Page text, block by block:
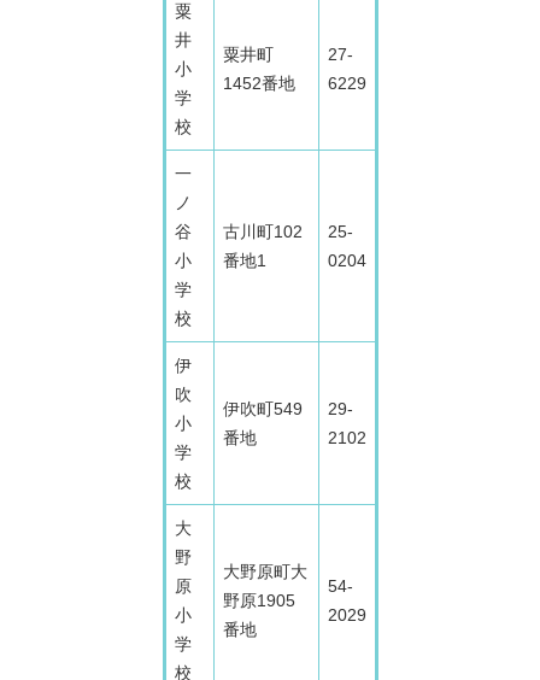
粟
井
小
学
校
粟井町
1452番地
27-
6229
一
ノ
谷
小
学
校
古川町102
番地1
25-
0204
伊
吹
小
学
校
伊吹町549
番地
29-
2102
大
野
原
小
学
校
大野原町大
野原1905
番地
54-
2029